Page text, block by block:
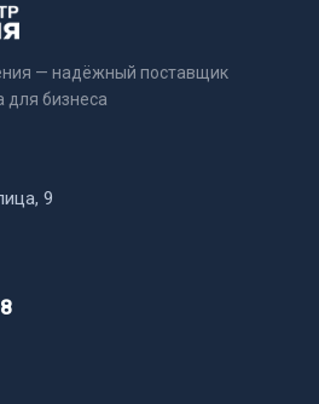
— надёжный поставщик
для бизнеса
9